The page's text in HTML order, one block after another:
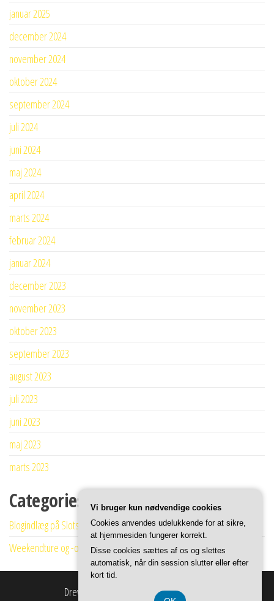
januar 2025
december 2024
november 2024
oktober 2024
september 2024
juli 2024
juni 2024
maj 2024
april 2024
marts 2024
februar 2024
januar 2024
december 2023
november 2023
oktober 2023
september 2023
august 2023
juli 2023
juni 2023
maj 2023
marts 2023
Categories
Blogindlæg på Slotskro
Weekendture og -ophold
Drevet af Tema:Envo Shop
Vi bruger kun nødvendige cookies
Cookies anvendes udelukkende for at sikre,
at hjemmesiden fungerer korrekt.
Disse cookies sættes af os og slettes
automatisk, når din session slutter eller efter
kort tid.